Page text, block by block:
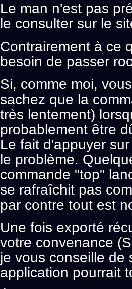
Le man n'est pas
le consulter sur le
Contrairement à ce
besoin de passer
Si, comme moi,
sachez que la
très lentement)
probablement être
Le fait d'appuyer
le problème.
commande "top"
se rafraîchit pas
par contre tout est
Une fois exporté
votre convenance
je vous conseille de
application pourrait